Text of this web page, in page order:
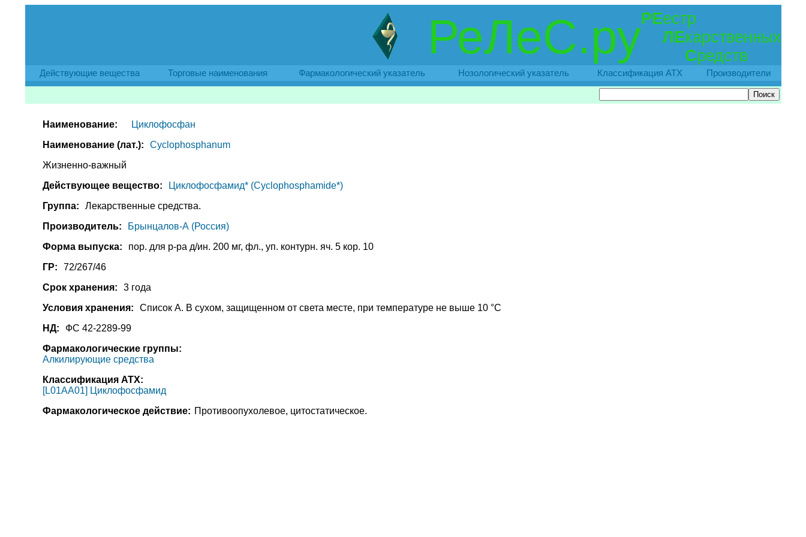
РеЛеС.руРЕестр
ЛЕкарственных
Средств
Действующие вещества Торговые наименования Фармакологический указатель Нозологический указатель Классификация АТХ Производители
Наименование:
Циклофосфан
Наименование (лат.):
Cyclophosphanum
Жизненно-важный
Действующее вещество:
Циклофосфамид* (Cyclophosphamide*)
Группа:
Лекарственные средства.
Производитель:
Брынцалов-А (Россия)
Форма выпуска:
пор. для р-ра д/ин. 200 мг, фл., уп. контурн. яч. 5 кор. 10
ГР:
72/267/46
Срок хранения:
3 года
Условия хранения:
Список А. В сухом, защищенном от света месте, при температуре не выше 10 °C
НД:
ФС 42-2289-99
Фармакологические группы:
Алкилирующие средства
Классификация АТХ:
[L01AA01] Циклофосфамид
Фармакологическое действие: Противоопухолевое, цитостатическое.